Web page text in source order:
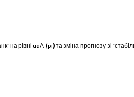
рівні uaА-(pi) та зміна прогнозу зі